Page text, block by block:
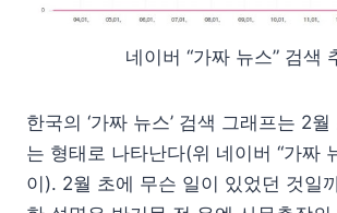
네이버 “가짜 뉴스” 검색
한국의 ‘가짜 뉴스’ 검색 그래프는 2
는 형태로 나타난다(위 네이버 “가짜
이). 2월 초에 무슨 일이 있었던 것일